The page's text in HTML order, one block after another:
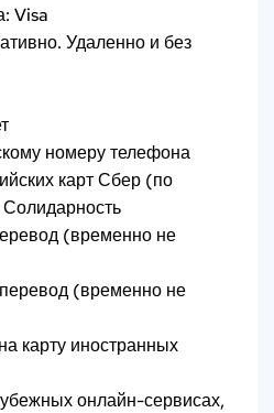
Visa
Удаленно и без
номеру телефона
карт Сбер (по
(временно не
(временно не
карту иностранных
онлайн-сервисах,